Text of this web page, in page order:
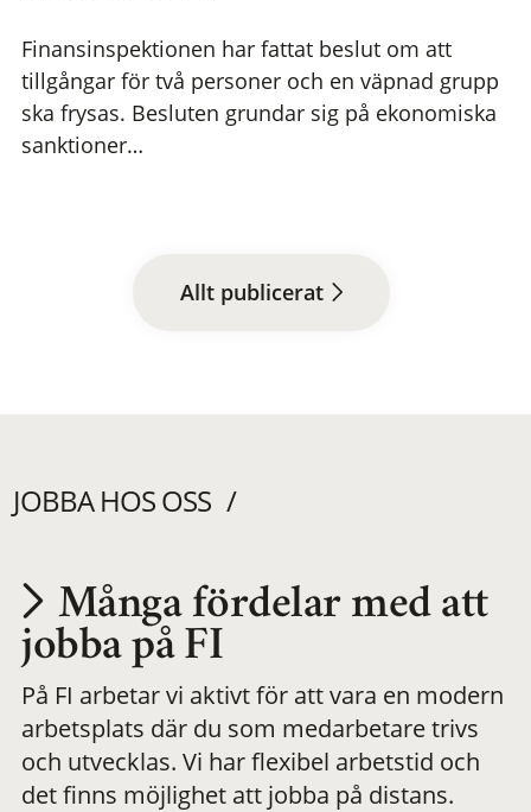
Finansinspektionen har fattat beslut om att
tillgångar för två personer och en väpnad grupp
ska frysas. Besluten grundar sig på ekonomiska
sanktioner…
Allt publicerat
JOBBA HOS OSS
Utvecklas på en
meningsfull och
flexibel
Många fördelar med att
jobba på FI
På FI arbetar vi aktivt för att vara en modern
arbetsplats där du som medarbetare trivs
och utvecklas. Vi har flexibel arbetstid och
det finns möjlighet att jobba på distans.